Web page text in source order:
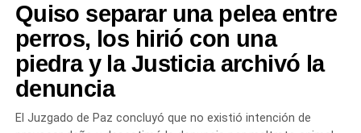
Quiso separar una pelea entre
perros, los hirió con una
piedra y la Justicia archivó la
denuncia
El Juzgado de Paz concluyó que no existió intención de